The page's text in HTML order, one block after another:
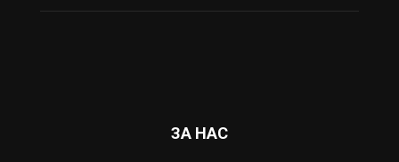
ЗА НАС